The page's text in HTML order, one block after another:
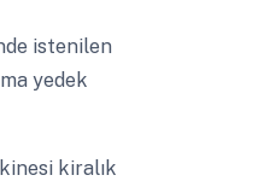
istenilen
yedek
kiralık